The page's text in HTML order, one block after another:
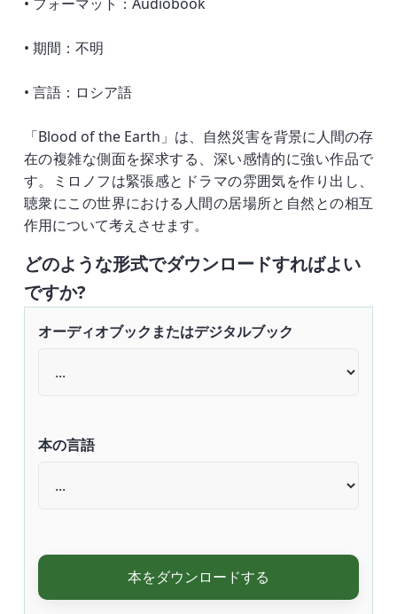
• 期間：不明
• 言語：ロシア語
「Blood of the Earth」は、自然災害を背景に人間の存
在の複雑な側面を探求する、深い感情的に強い作品で
す。ミロノフは緊張感とドラマの雰囲気を作り出し、
聴衆にこの世界における人間の居場所と自然との相互
作用について考えさせます。
どのような形式でダウンロードすればよい
ですか?
オーディオブックまたはデジタルブック
本の言語
本をダウンロードする